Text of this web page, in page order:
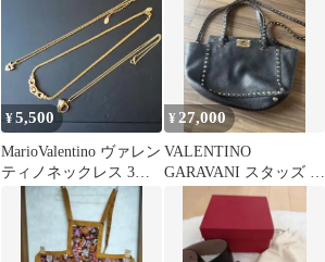
¥5,500
MarioValentino ヴァレン
ティノネックレス 3点
セット
¥ 27,000
VALENTINO
GARAVANI スタッズ シ
ョルダーバッグ